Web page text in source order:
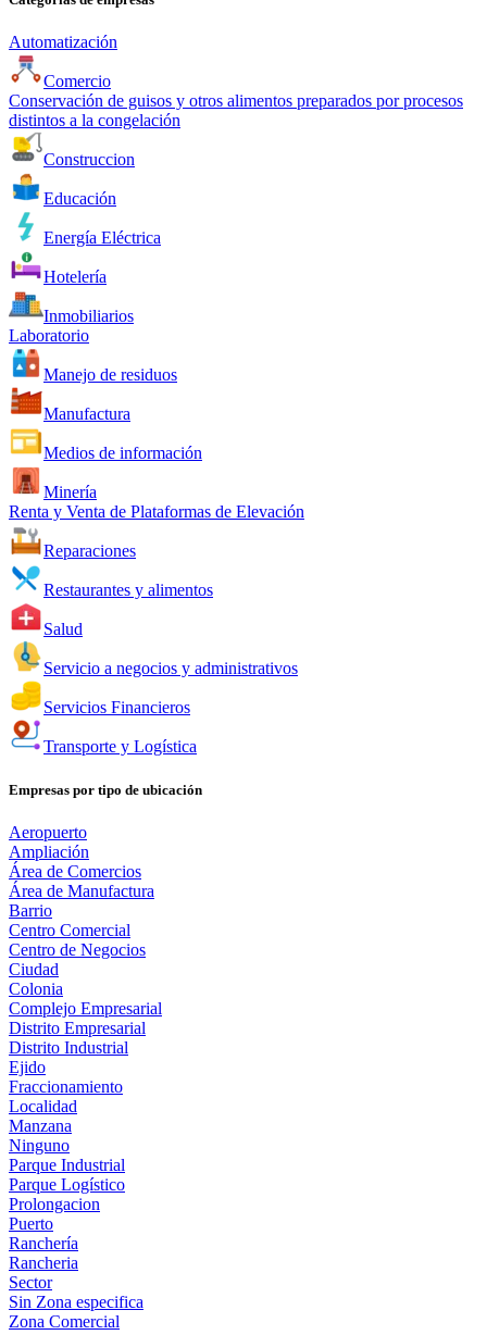
Automatización
Comercio
Conservación de guisos y otros alimentos preparados por procesos
distintos a la congelación
Construccion
Educación
Energía Eléctrica
Hotelería
Inmobiliarios
Laboratorio
Manejo de residuos
Manufactura
Medios de información
Minería
Renta y Venta de Plataformas de Elevación
Reparaciones
Restaurantes y alimentos
Salud
Servicio a negocios y administrativos
Servicios Financieros
Transporte y Logística
Empresas por tipo de ubicación
Aeropuerto
Ampliación
Área de Comercios
Área de Manufactura
Barrio
Centro Comercial
Centro de Negocios
Ciudad
Colonia
Complejo Empresarial
Distrito Empresarial
Distrito Industrial
Ejido
Fraccionamiento
Localidad
Manzana
Ninguno
Parque Industrial
Parque Logístico
Prolongacion
Puerto
Ranchería
Rancheria
Sector
Sin Zona especifica
Zona Comercial